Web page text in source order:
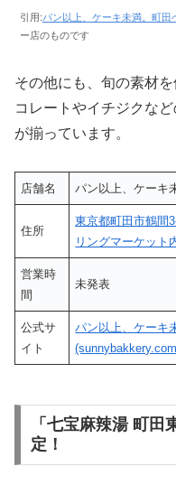
引用:パン以上、ケーキ未満。町田
ー店のものです
その他にも、旬の素材
コレートやイチジクな
が揃っています。
店舗名 パン以上、ケーキ
住所
東京都町田市鶴間
リングマーケット
営業時
間
未発表
公式サ
イト
パン以上、ケーキ
「七宝麻辣湯 町
定！